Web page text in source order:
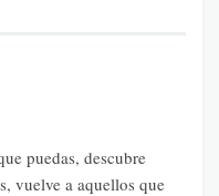
puedas, descubre
vuelve a aquellos que